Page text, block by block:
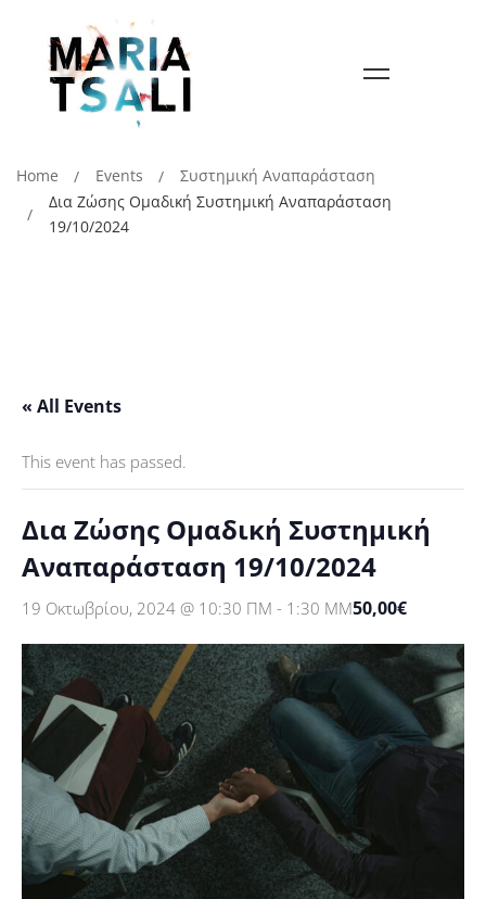
Home Events
Συστημική Αναπαράσταση
Δια Ζώσης Ομαδική Συστημική Αναπαράσταση
19/10/2024
« All Events
This event has passed.
Δια Ζώσης Ομαδική Συστημική
Αναπαράσταση 19/10/2024
19 Οκτωβρίου, 2024 @ 10:30 ΠΜ - 1:30 ΜΜ50,00€